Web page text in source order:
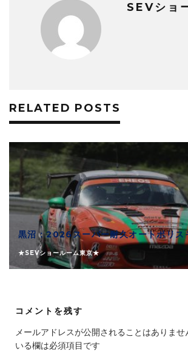
SEVショ
RELATED POSTS
黒沼：2026スーパー耐久オートポリ
★SEVショールーム東京★
コメントを残す
メールアドレスが公開されることはありませ
いる欄は必須項目です